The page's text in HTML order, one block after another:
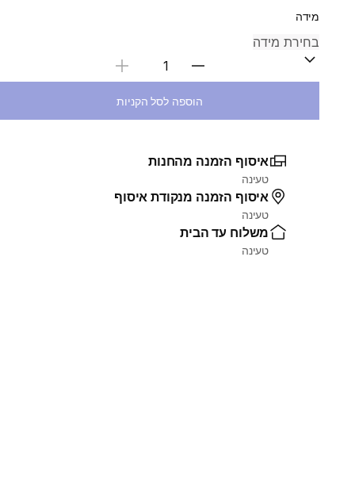
מידה
בחירת כמות
הוספה לסל הקניות
איסוף הזמנה מהחנות
טעינה
איסוף הזמנה מנקודת איסוף
טעינה
משלוח עד הבית
טעינה